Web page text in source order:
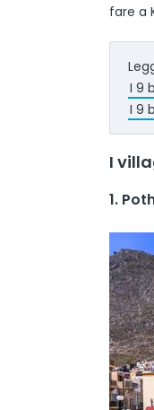
fare a
I 9
I 9
I
1.